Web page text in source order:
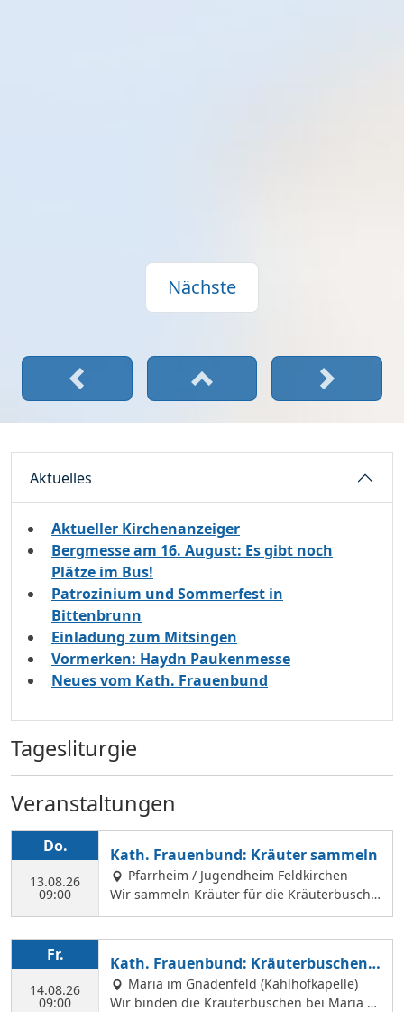
Nächste
Aktuelles
Aktueller Kirchenanzeiger
Bergmesse am 16. August: Es gibt noch
Plätze im Bus!
Patrozinium und Sommerfest in
Bittenbrunn
Einladung zum Mitsingen
Vormerken: Haydn Paukenmesse
Neues vom Kath. Frauenbund
Tagesliturgie
Veranstaltungen
Do.
13.08.26
09:00
Kath. Frauenbund: Kräuter sammeln
Pfarrheim / Jugendheim Feldkirchen
Wir sammeln Kräuter für die Kräuterbusche
n, die wir am 14. August binden und an Mar
Margit Ettig am Jugendheim Feldkirchen.
Fr.
14.08.26
09:00
Kath. Frauenbund: Kräuterbuschen b
inden
Maria im Gnadenfeld (Kahlhofkapelle)
Wir binden die Kräuterbuschen bei Maria a